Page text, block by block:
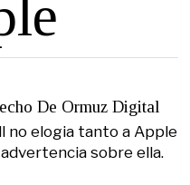
De Ormuz Digital
no elogia tanto a Apple
sobre ella.